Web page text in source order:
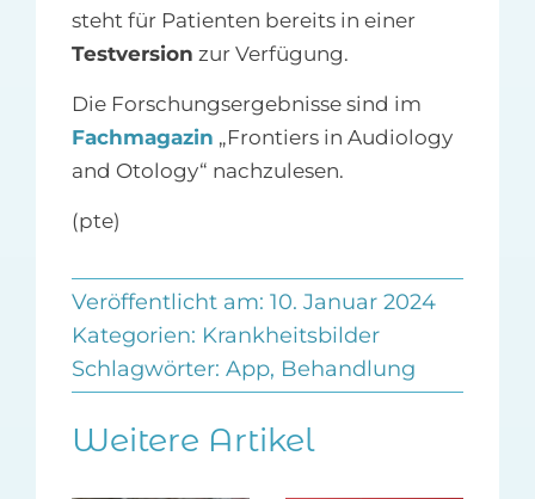
steht für Patienten bereits in einer
Testversion zur Verfügung.
Die Forschungsergebnisse sind im
Fachmagazin „Frontiers in Audiology
and Otology“ nachzulesen.
(pte)
Veröffentlicht am: 10. Januar 2024
Kategorien: Krankheitsbilder
Schlagwörter: App, Behandlung
Weitere Artikel